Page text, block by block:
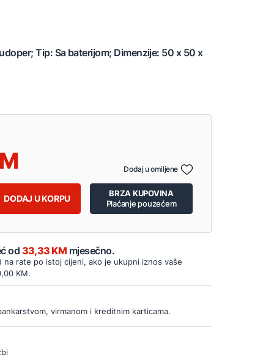
Tip: Sa baterijom; Dimenzije: 50 x 50 x
DODAJ U KORPU
BRZA KUPOVINA
Plaćanje pouzećem
Dodaj u omiljene
od33,33 KM mjesečno.
na rate po istoj cijeni, ako je ukupni iznos vaše
KM.
virmanom i kreditnim karticama.